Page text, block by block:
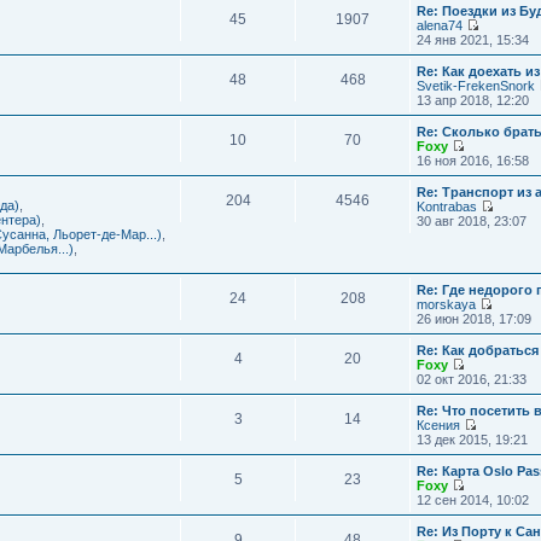
ю
о
б
щ
е
н
и
ю
е
м
у
с
о
о
б
щ
е
и
ю
л
д
н
е
м
у
с
о
б
щ
е
н
и
к
п
о
л
е
д
н
е
у
с
о
о
б
и
ю
45 1907
Re: Поездки из
alena74
П
е
р
е
й
т
к
п
о
л
е
д
с
о
о
щ
н
и
ю
24 янв 2021, 15:34
48 468
Re: Как доехать
Svetik-FrekenSnork
13 апр 2018, 12:20
10 70
Re: Сколько
Foxy
П
е
р
е
й
т
п
о
с
л
е
д
н
е
с
о
о
щ
н
и
ю
16 ноя 2016, 16:58
Льорет-де-Мар...)
204 4546
Re: Транспорт из
Kontrabas
П
й
т
п
о
л
е
д
е
с
о
о
щ
30 авг 2018, 23:07
24 208
Re: Где недорого
morskaya
П
е
р
е
й
т
к
п
о
л
д
н
е
26 июн 2018, 17:09
4 20
Re: Как
Foxy
П
е
р
е
й
т
к
п
о
л
02 окт 2016, 21:33
3 14
Re: Что посетить
Ксения
П
е
р
е
й
т
13 дек 2015, 19:21
5 23
Re: Карта Oslo
Foxy
П
е
р
12 сен 2014, 10:02
Re: Из Порту к